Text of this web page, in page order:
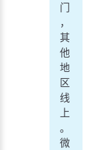
门
，
其
他
地
区
线
上
。
微